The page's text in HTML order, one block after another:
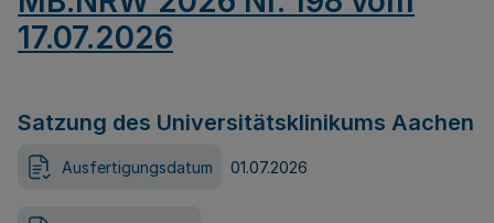
17.07.2026
Satzung des Universitätsklinikums Aachen
Ausfertigungsdatum 01.07.2026